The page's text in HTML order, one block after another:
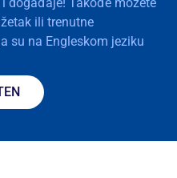
ili trenutne
su na Engleskom jeziku